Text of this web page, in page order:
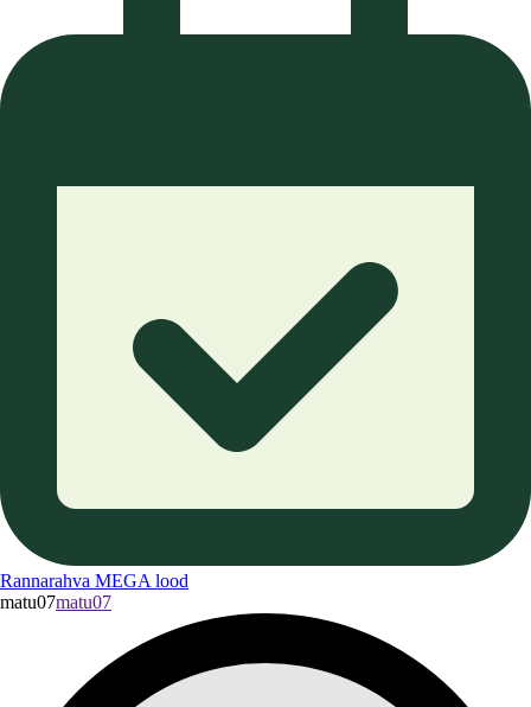
Rannarahva MEGA lood
matu07matu07